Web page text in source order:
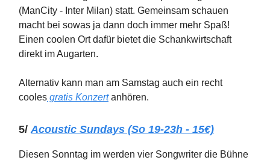
(ManCity - Inter Milan) statt. Gemeinsam schauen
macht bei sowas ja dann doch immer mehr Spaß!
Einen coolen Ort dafür bietet die Schankwirtschaft
direkt im Augarten.
Alternativ kann man am Samstag auch ein recht
cooles gratis Konzertanhören.
5/Acoustic Sundays (So 19-23h - 15€)
Diesen Sonntag im werden vier Songwriter die Bühne